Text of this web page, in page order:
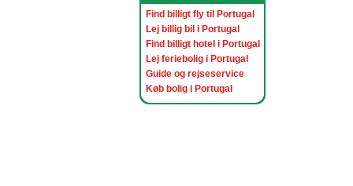
Find billigt fly til Portugal
Lej billig bil i Portugal
Find billigt hotel i Portugal
Lej feriebolig i Portugal
Guide og rejseservice
Køb bolig i Portugal